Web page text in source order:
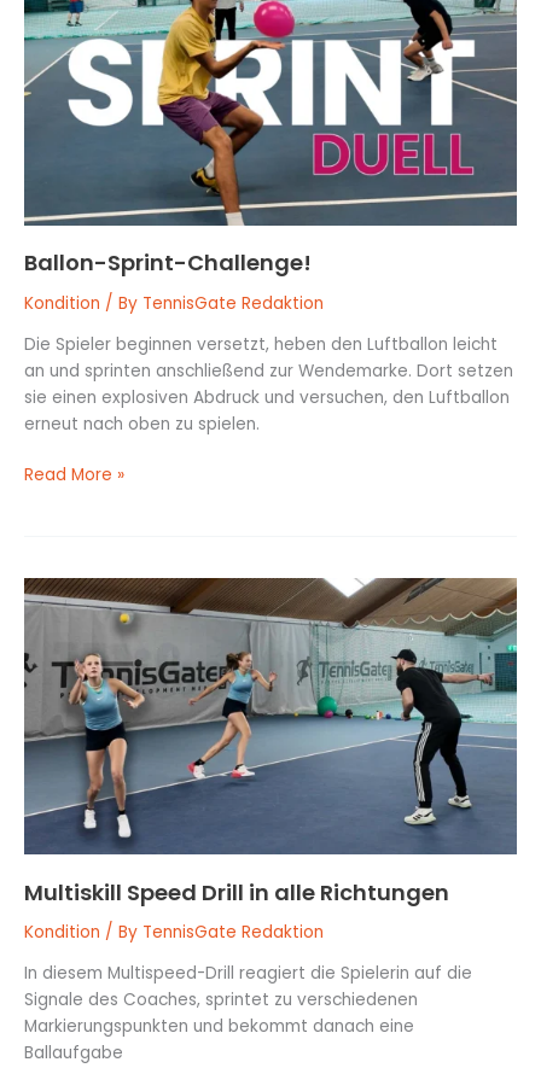
Ballon-Sprint-Challenge!
Kondition / By TennisGate Redaktion
Die Spieler beginnen versetzt, heben den Luftballon leicht
an und sprinten anschließend zur Wendemarke. Dort setzen
sie einen explosiven Abdruck und versuchen, den Luftballon
erneut nach oben zu spielen.
Challenge!
Read More »
Multiskill Speed Drill in alle Richtungen
Kondition / By TennisGate Redaktion
In diesem Multispeed-Drill reagiert die Spielerin auf die
Signale des Coaches, sprintet zu verschiedenen
Markierungspunkten und bekommt danach eine
Ballaufgabe
Multiskill
Speed
in
alle
Richtungen